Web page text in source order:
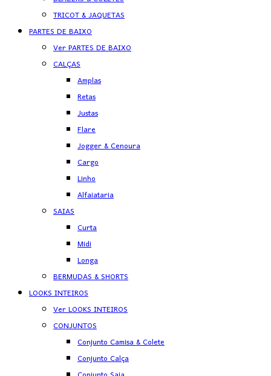
TRICOT & JAQUETAS
PARTES DE BAIXO
Ver PARTES DE BAIXO
CALÇAS
Amplas
Retas
Justas
Flare
Jogger & Cenoura
Cargo
Linho
Alfaiataria
SAIAS
Curta
Midi
Longa
BERMUDAS & SHORTS
LOOKS INTEIROS
Ver LOOKS INTEIROS
CONJUNTOS
Conjunto Camisa & Colete
Conjunto Calça